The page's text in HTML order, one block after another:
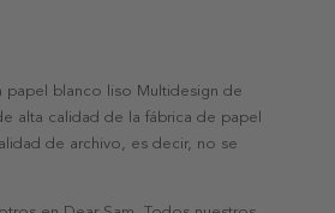
papel blanco liso Multidesign de
alta calidad de la fábrica de papel
de archivo, es decir, no se